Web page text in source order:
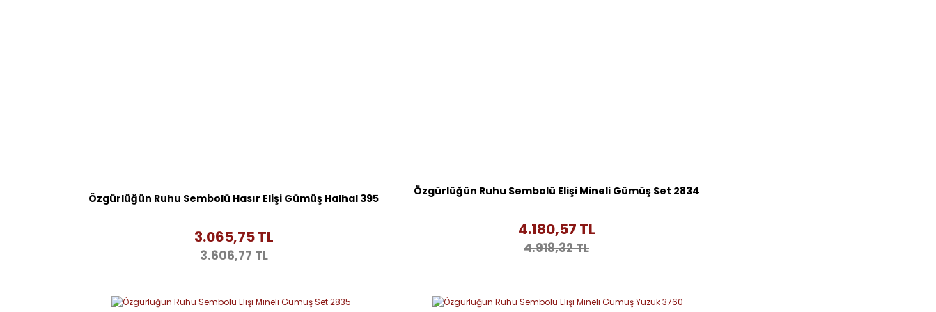
Özgürlüğün Ruhu Sembolü Hasır Elişi Gümüş Halhal 395
3.065,75 TL
3.606,77 TL
Özgürlüğün Ruhu Sembolü Elişi Mineli Gümüş Set 2834
4.180,57 TL
4.918,32 TL